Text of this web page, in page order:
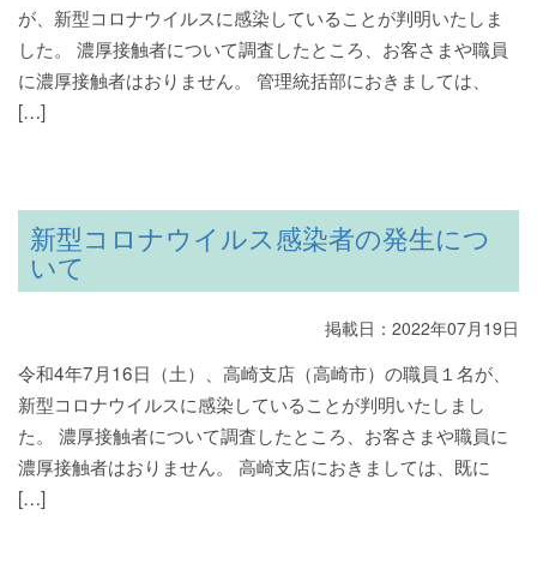
が、新型コロナウイルスに感染していることが判明いたしま
した。 濃厚接触者について調査したところ、お客さまや職員
に濃厚接触者はおりません。 管理統括部におきましては、
[…]
新型コロナウイルス感染者の発生につ
いて
掲載日：2022年07月19日
令和4年7月16日（土）、高崎支店（高崎市）の職員１名が、
新型コロナウイルスに感染していることが判明いたしまし
た。 濃厚接触者について調査したところ、お客さまや職員に
濃厚接触者はおりません。 高崎支店におきましては、既に
[…]